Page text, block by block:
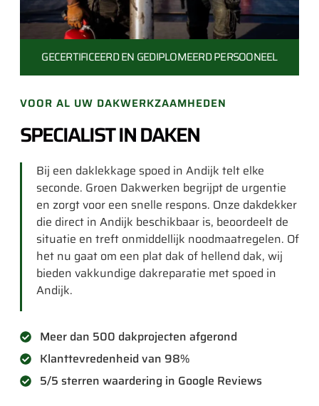
GECERTIFICEERD EN GEDIPLOMEERD PERSOONEEL
VOOR AL UW DAKWERKZAAMHEDEN
SPECIALIST IN DAKEN
Bij een daklekkage spoed in Andijk telt elke
seconde. Groen Dakwerken begrijpt de urgentie
en zorgt voor een snelle respons. Onze dakdekker
die direct in Andijk beschikbaar is, beoordeelt de
situatie en treft onmiddellijk noodmaatregelen. Of
het nu gaat om een plat dak of hellend dak, wij
bieden vakkundige dakreparatie met spoed in
Andijk.
Meer dan 500 dakprojecten afgerond
Klanttevredenheid van 98%
5/5 sterren waardering in Google Reviews